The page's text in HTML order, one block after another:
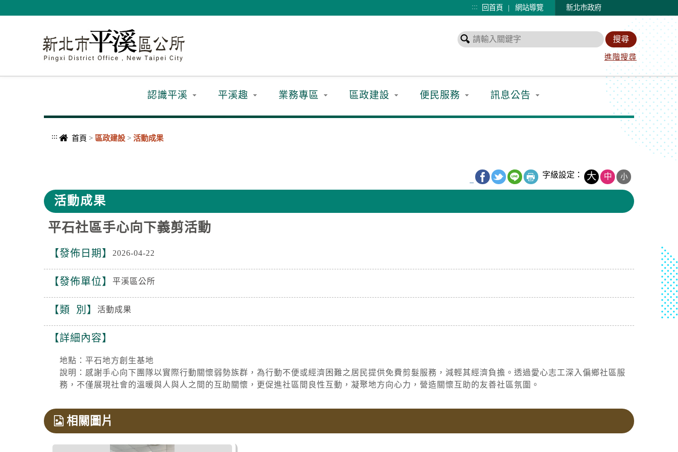
::: 回首頁 | 網站導覽 新北市政府
進階搜尋
認識平溪 平溪趣 業務專區 區政建設 便民服務 訊息公告
::: 首頁 > 區政建設 > 活動成果
字級設定： 大 中 小
活動成果
平石社區手心向下義剪活動
發佈日期 2026-04-22
發佈單位 平溪區公所
類 別 活動成果
詳細內容
地點：平石地方創生基地
說明：感謝手心向下團隊以實際行動關懷弱勢族群，為行動不便或經濟困難之居民提供免費剪髮服務，減輕其經濟負擔。透過愛心志工深入偏鄉社區服
務，不僅展現社會的溫暖與人與人之間的互助關懷，更促進社區間良性互動，凝聚地方向心力，營造關懷互助的友善社區氛圍。
相關圖片